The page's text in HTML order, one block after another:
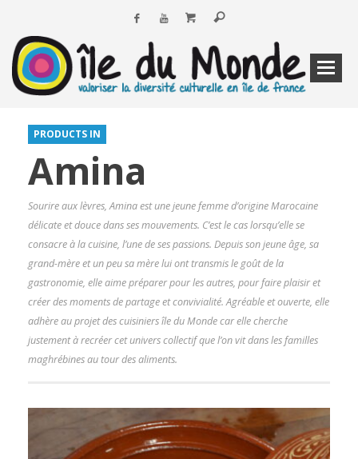
PRODUCTS IN
Amina
Sourire aux lèvres, Amina est une jeune femme d’origine Marocaine
délicate et douce dans ses mouvements. C’est le cas lorsqu’elle se
consacre à la cuisine, l’une de ses passions. Depuis son jeune âge, sa
grand-mère et un peu sa mère lui ont transmis le goût de la
gastronomie, elle aime préparer pour les autres, pour faire plaisir et
créer des moments de partage et convivialité. Agréable et ouverte, elle
adhère au projet des cuisiniers île du Monde car elle cherche
justement à recréer cet univers collectif que l’on vit dans les familles
maghrébines au tour des aliments.